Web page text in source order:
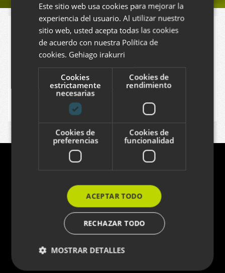
Gestión de Contenidos con Plone
20/03/2012
GARI ARAOLAZA
Azitain industrialdea 3K · E-20600 EIBAR
(+34) 943 82 17 80 ·info@codesyntax.com
BASQUE
SPANISH
Este sitio web usa cookies para mejorar la
experiencia del usuario. Al utilizar nuestro
sitio web, usted acepta todas las cookies
de acuerdo con nuestra Política de
cookies. Gehiago irakurri
Cookies
estrictamente
necesarias
Cookies de
rendimiento
Cookies de
preferencias
Cookies de
funcionalidad
ACEPTAR TODO
RECHAZAR TODO
MOSTRAR DETALLES